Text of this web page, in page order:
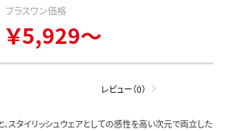
プラスワン価格
￥5,929～
レビュー（0）
スタイリッシュウェアとしての感性を高い次元で両立した